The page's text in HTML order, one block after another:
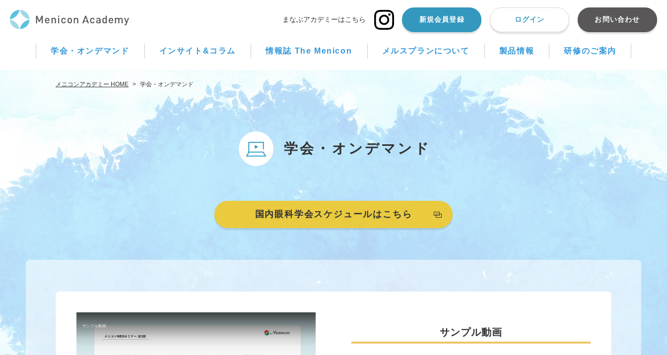
まなぶアカデミーはこちら 新規会員登録 ログイン お問い合わせ
学会・オンデマンド インサイト&コラム 情報誌 The Menicon メルスプランについて 製品情報 研修のご案内
メニコンアカデミー HOME > 学会・オンデマンド
学会・オンデマンド
国内眼科学会スケジュールはこちら
サンプル動画
サンプル動画